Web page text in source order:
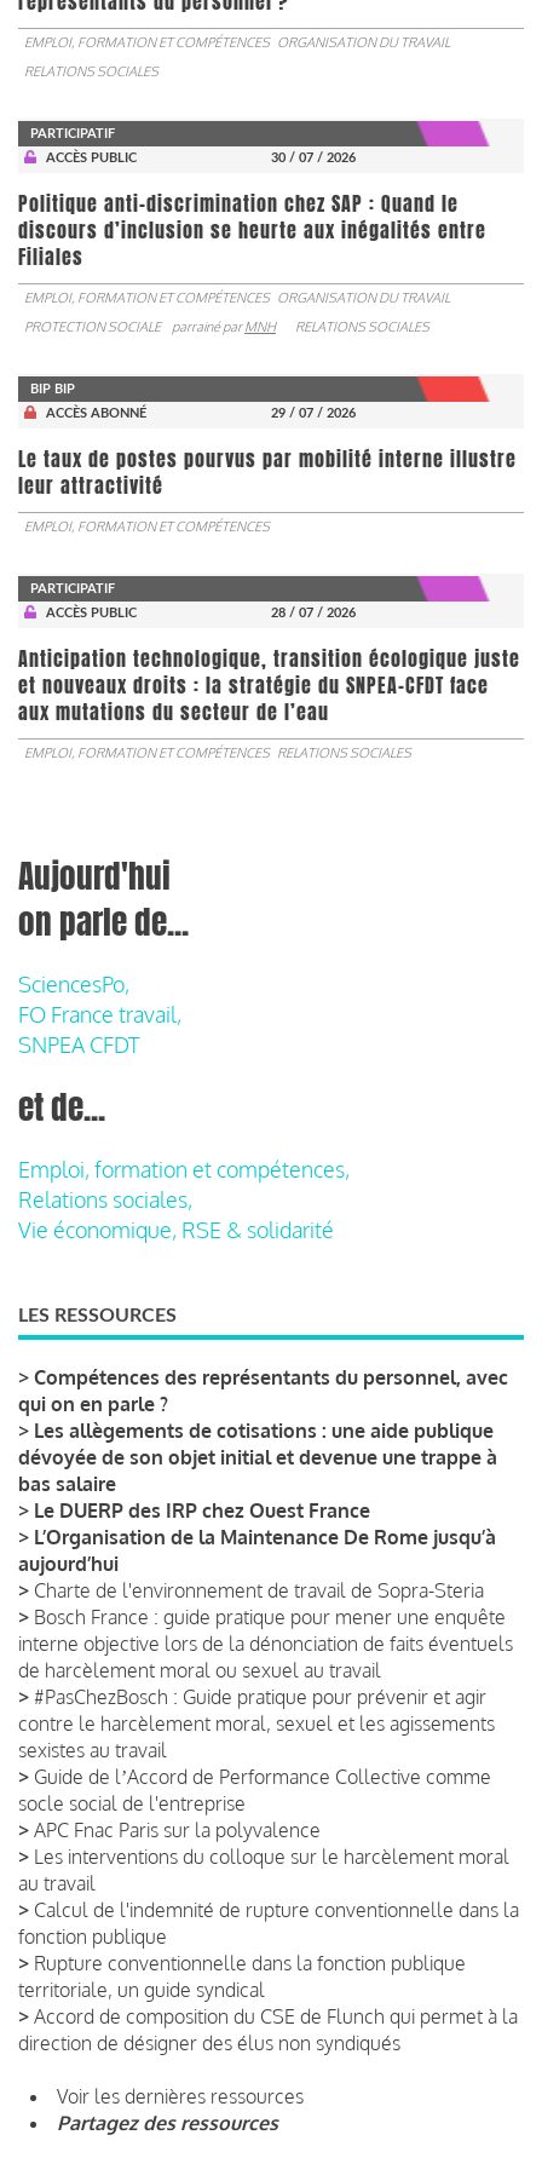
EMPLOI, FORMATION ET COMPÉTENCES ORGANISATION DU TRAVAIL
RELATIONS SOCIALES
PARTICIPATIF
ACCÈS PUBLIC
30 / 07 / 2026
Politique anti-discrimination chez SAP : Quand le
discours d’inclusion se heurte aux inégalités entre
Filiales
EMPLOI, FORMATION ET COMPÉTENCES ORGANISATION DU TRAVAIL
PROTECTION SOCIALE
parrainé parMNH RELATIONS SOCIALES
BIP BIP
ACCÈS ABONNÉ
29 / 07 / 2026
Le taux de postes pourvus par mobilité interne illustre
leur attractivité
EMPLOI, FORMATION ET COMPÉTENCES
PARTICIPATIF
ACCÈS PUBLIC
28 / 07 / 2026
Anticipation technologique, transition écologique juste
et nouveaux droits : la stratégie du SNPEA-CFDT face
aux mutations du secteur de l’eau
EMPLOI, FORMATION ET COMPÉTENCES RELATIONS SOCIALES
Aujourd'hui
on parle de...
SciencesPo,
FO France travail,
SNPEA CFDT
et de...
Emploi, formation et compétences,
Relations sociales,
Vie économique, RSE & solidarité
LES RESSOURCES
> Compétences des représentants du personnel, avec
qui on en parle ?
> Les allègements de cotisations : une aide publique
dévoyée de son objet initial et devenue une trappe à
bas salaire
> Le DUERP des IRP chez Ouest France
> L’Organisation de la Maintenance De Rome jusqu’à
aujourd’hui
> Charte de l'environnement de travail de Sopra-Steria
> Bosch France : guide pratique pour mener une enquête
interne objective lors de la dénonciation de faits éventuels
de harcèlement moral ou sexuel au travail
> #PasChezBosch : Guide pratique pour prévenir et agir
contre le harcèlement moral, sexuel et les agissements
sexistes au travail
> Guide de lʼAccord de Performance Collective comme
socle social de l'entreprise
> APC Fnac Paris sur la polyvalence
> Les interventions du colloque sur le harcèlement moral
au travail
> Calcul de l'indemnité de rupture conventionnelle dans la
fonction publique
> Rupture conventionnelle dans la fonction publique
territoriale, un guide syndical
> Accord de composition du CSE de Flunch qui permet à la
direction de désigner des élus non syndiqués
Voir les dernières ressources
Partagez des ressources